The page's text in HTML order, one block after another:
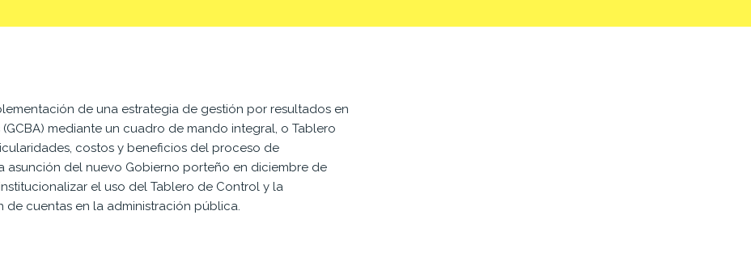
de una estrategia de gestión por resultados en
mediante un cuadro de mando integral, o Tablero
costos y beneficios del proceso de
del nuevo Gobierno porteño en diciembre de
el uso del Tablero de Control y la
cuentas en la administración pública.